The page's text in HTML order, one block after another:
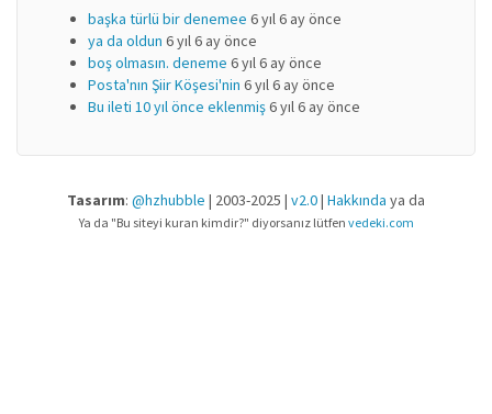
başka türlü bir denemee 6 yıl 6 ay önce
ya da oldun 6 yıl 6 ay önce
boş olmasın. deneme 6 yıl 6 ay önce
Posta'nın Şiir Köşesi'nin 6 yıl 6 ay önce
Bu ileti 10 yıl önce eklenmiş6 yıl 6 ay önce
Tasarım: @hzhubble | 2003-2025 | v2.0| Hakkında ya da
Ya da "Bu siteyi kuran kimdir?" diyorsanız lütfen vedeki.com